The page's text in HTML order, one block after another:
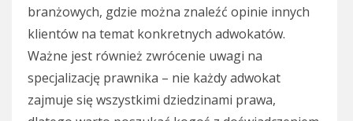
branżowych, gdzie można znaleźć opinie innych
klientów na temat konkretnych adwokatów.
Ważne jest również zwrócenie uwagi na
specjalizację prawnika – nie każdy adwokat
zajmuje się wszystkimi dziedzinami prawa,